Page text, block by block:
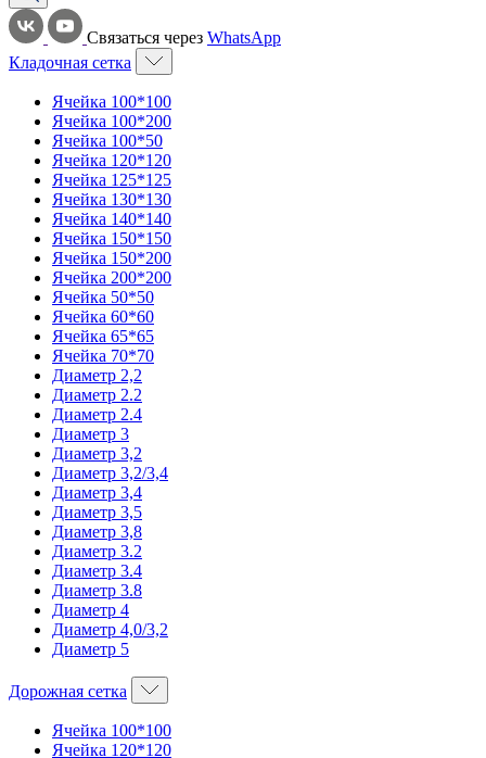
Связаться через WhatsApp
Кладочная сетка
Ячейка 100*100
Ячейка 100*200
Ячейка 100*50
Ячейка 120*120
Ячейка 125*125
Ячейка 130*130
Ячейка 140*140
Ячейка 150*150
Ячейка 150*200
Ячейка 200*200
Ячейка 50*50
Ячейка 60*60
Ячейка 65*65
Ячейка 70*70
Диаметр 2,2
Диаметр 2.2
Диаметр 2.4
Диаметр 3
Диаметр 3,2
Диаметр 3,2/3,4
Диаметр 3,4
Диаметр 3,5
Диаметр 3,8
Диаметр 3.2
Диаметр 3.4
Диаметр 3.8
Диаметр 4
Диаметр 4,0/3,2
Диаметр 5
Дорожная сетка
Ячейка 100*100
Ячейка 120*120